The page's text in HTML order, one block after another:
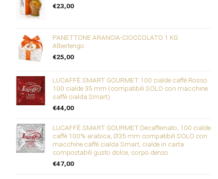
€23,00
PANETTONE ARANCIA-CIOCCOLATO 1 KG
Albertengo
€25,00
LUCAFFÈ SMART GOURMET 100 cialde caffè Rosso
100 cialde 35 mm (compatibili SOLO con macchine
caffè cialda Smart)
€44,00
LUCAFFÈ SMART GOURMET Decaffeinato, 100 cialde
caffè 100% arabica, Ø35 mm compatibili SOLO con
macchine caffè cialda Smart, cialde in carta
compostabili gusto dolce, corpo denso
€47,00